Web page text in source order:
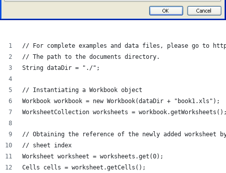
// For complete examples and data files, please go to
// The path to the documents directory.
String dataDir = "./";
// Instantiating a Workbook object
Workbook workbook = new Workbook(dataDir + "book1.xls");
WorksheetCollection worksheets =
// Obtaining the reference of the newly added worksheet
// sheet index
Worksheet worksheet = worksheets.get(0);
Cells cells = worksheet.getCells();